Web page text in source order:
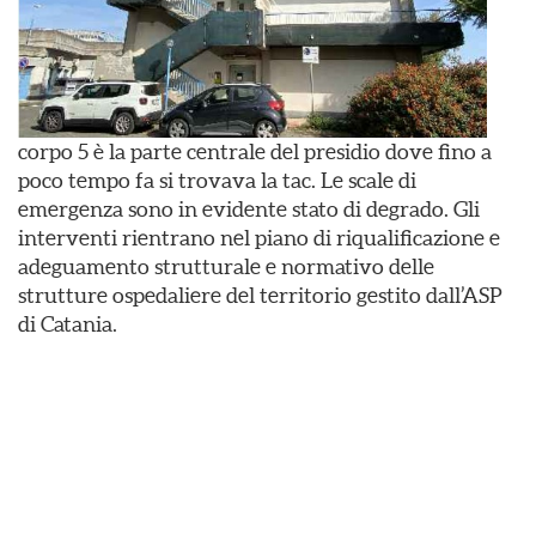
corpo 5 è la parte centrale del presidio dove fino a
poco tempo fa si trovava la tac. Le scale di
emergenza sono in evidente stato di degrado. Gli
interventi rientrano nel piano di riqualificazione e
adeguamento strutturale e normativo delle
strutture ospedaliere del territorio gestito dall’ASP
di Catania.